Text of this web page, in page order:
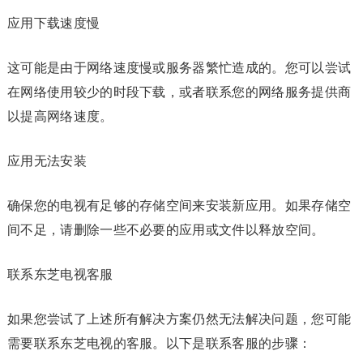
应用下载速度慢
这可能是由于网络速度慢或服务器繁忙造成的。您可以尝试
在网络使用较少的时段下载，或者联系您的网络服务提供商
以提高网络速度。
应用无法安装
确保您的电视有足够的存储空间来安装新应用。如果存储空
间不足，请删除一些不必要的应用或文件以释放空间。
联系东芝电视客服
如果您尝试了上述所有解决方案仍然无法解决问题，您可能
需要联系东芝电视的客服。以下是联系客服的步骤：